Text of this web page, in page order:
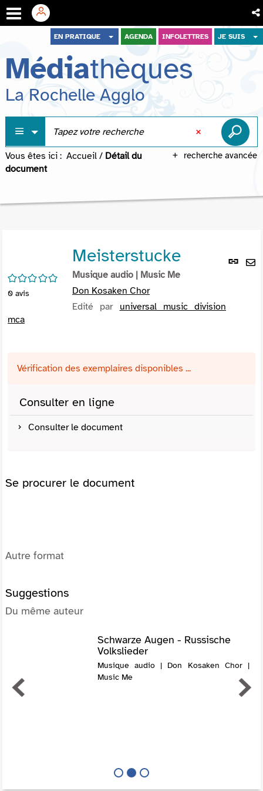
menu
contenu
recherche
EN PRATIQUE AGENDA INFOLETTRES JE SUIS
Médiathèques
La Rochelle Agglo
recherche avancée
Vous êtes ici : Accueil / Détail du
document
Lien
/5
0 avis
Meisterstucke
Musique audio | Music Me
Don Kosaken Chor
Edité par universal music division
mca
Vérification des exemplaires disponibles ...
Consulter en ligne
Consulter le document
Se procurer le document
Autre format
Suggestions
Du même auteur
Schwarze Augen - Russische
Volkslieder
Musique audio | Don Kosaken Chor |
Music Me